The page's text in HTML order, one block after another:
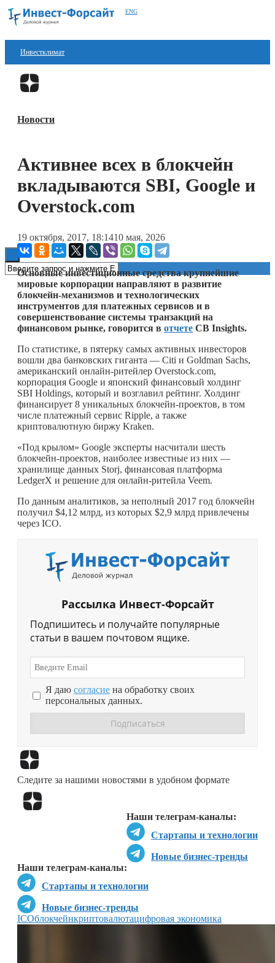
ENG
Инвестклимат
Финансы
Блокчейн
ESG
Новости
Активнее всех в блокчейн
вкладываются SBI, Google и
Overstock.com
19 октября, 2017, 18:1410 мая, 2026
Основные инвестиционные средства крупнейшие
мировые корпорации направляют в развитие
блокчейн-механизмов и технологических
инструментов для платежных сервисов и в
совершенствование системы транзакций на
финансовом рынке, говорится в отчете CB Insights.
По статистике, в пятерку самых активных инвесторов
вошли два банковских гиганта — Citi и Goldman Sachs,
американский онлайн-ритейлер Overstock.com,
корпорация Google и японский финансовый холдинг
SBI Holdings, который и возглавил рейтинг. Холдинг
финансирует 8 уникальных блокчейн-проектов, в том
числе платежный сервис Ripple, а также
криптовалютную биржу Kraken.
«Под крылом» Google эксперты насчитали шесть
блокчейн-проектов, наиболее известные из них —
хранилище данных Storj, финансовая платформа
LedgerX и решение для онлайн-ритейла Veem.
По данным аналитиков, за неполный 2017 год блокчейн
получил $4,12 млрд, из которых $2,9 млрд привлечены
через ICO.
Рассылка Инвест-Форсайт
Подпишитесь и получайте популярные
статьи в вашем почтовом ящике.
Я даю согласие на обработку своих
персональных данных.
Следите за нашими новостями в удобном формате
Наши телеграм-каналы:
Стартапы и технологии
Новые бизнес-тренды
Наши телеграм-каналы:
Стартапы и технологии
Новые бизнес-тренды
ICOблокчейнкриптовалютацифровая экономика